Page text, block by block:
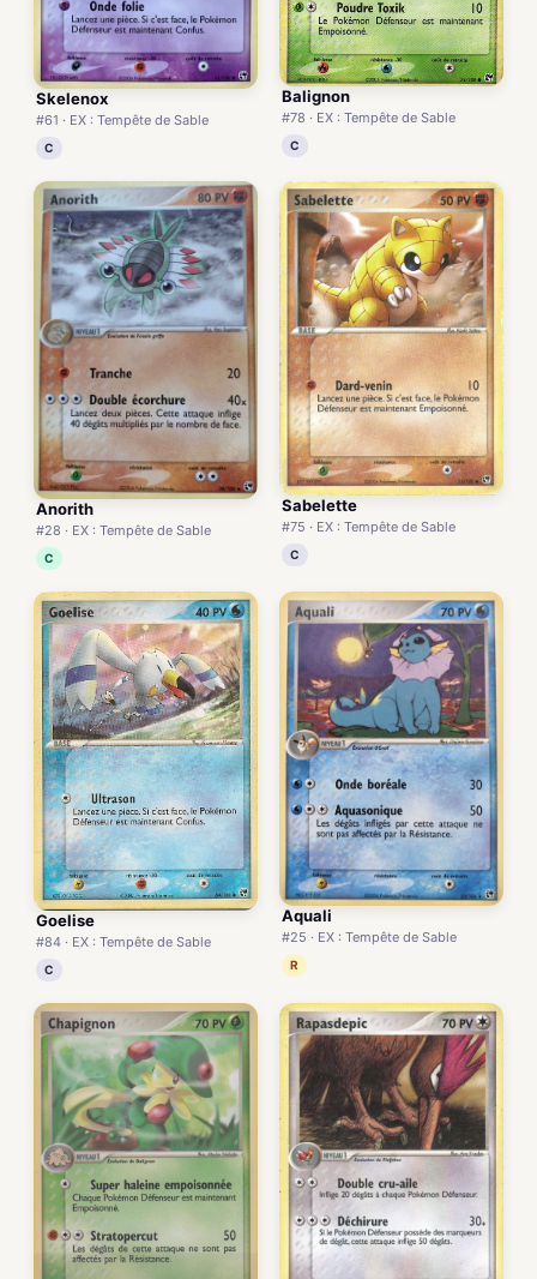
Skelenox
#61 · EX : Tempête de Sable
C
Balignon
#78 · EX : Tempête de Sable
C
Anorith
#28 · EX : Tempête de Sable
C
Sabelette
#75 · EX : Tempête de Sable
C
Goelise
#84 · EX : Tempête de Sable
C
Aquali
#25 · EX : Tempête de Sable
R